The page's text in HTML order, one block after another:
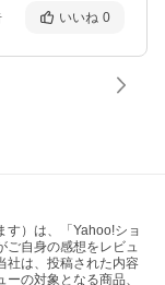
いいね 0
す）は、「Yahoo!ショ
ご自身の感想をレビュ
社は、投稿された内容
の対象となる商品、